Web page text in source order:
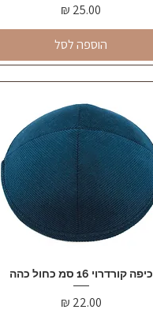
מחיר
הוספה לסל
תצוגה מהירהכיפה קורדרוי 16 סמ כחול כהה
מחיר